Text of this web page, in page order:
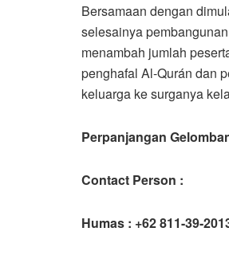
Bersamaan dengan
selesainya
menambah jumlah
penghafal Al-Qurán dan
keluarga ke surganya
Perpanjangan
Contact Person :
Humas : +62 811-39-